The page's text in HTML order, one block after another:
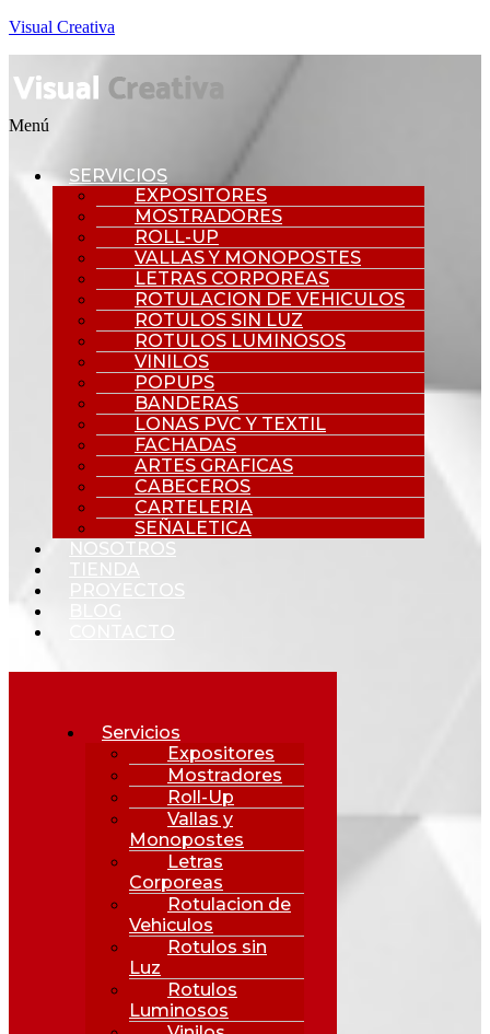
Visual Creativa
Menú
SERVICIOS
EXPOSITORES
MOSTRADORES
ROLL-UP
VALLAS Y MONOPOSTES
LETRAS CORPOREAS
ROTULACION DE VEHICULOS
ROTULOS SIN LUZ
ROTULOS LUMINOSOS
VINILOS
POPUPS
BANDERAS
LONAS PVC Y TEXTIL
FACHADAS
ARTES GRAFICAS
CABECEROS
CARTELERIA
SEÑALETICA
NOSOTROS
TIENDA
PROYECTOS
Servicios
Expositores
Mostradores
Roll-Up
Vallas y
Monopostes
Letras
Corporeas
Rotulacion de
Vehiculos
Rotulos sin
Luz
Rotulos
Luminosos